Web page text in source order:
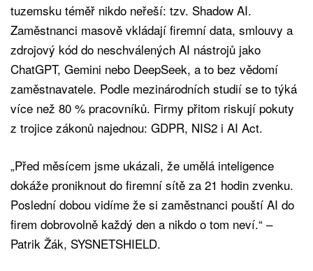
tuzemsku téměř nikdo neřeší: tzv. Shadow AI.
Zaměstnanci masově vkládají firemní data, smlouvy a
zdrojový kód do neschválených AI nástrojů jako
ChatGPT, Gemini nebo DeepSeek, a to bez vědomí
zaměstnavatele. Podle mezinárodních studií se to týká
více než 80 % pracovníků. Firmy přitom riskují pokuty
z trojice zákonů najednou: GDPR, NIS2 i AI Act.
„Před měsícem jsme ukázali, že umělá inteligence
dokáže proniknout do firemní sítě za 21 hodin zvenku.
Poslední dobou vidíme že si zaměstnanci pouští AI do
firem dobrovolně každý den a nikdo o tom neví.“ –
Patrik Žák, SYSNETSHIELD.